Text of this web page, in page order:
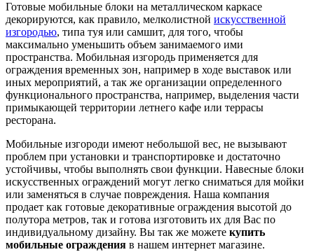
Готовые мобильные блоки на металлическом каркасе
декорируются, как правило, мелколистной искусственной
изгородью, типа туя или самшит, для того, чтобы
максимально уменьшить объем занимаемого ими
пространства. Мобильная изгородь применяется для
ограждения временных зон, например в ходе выставок или
иных мероприятий, а так же организации определенного
функционального пространства, например, выделения части
примыкающей территории летнего кафе или террасы
ресторана.
Мобильные изгороди имеют небольшой вес, не вызывают
проблем при установки и транспортировке и достаточно
устойчивы, чтобы выполнять свои функции. Навесные блоки
искусственных ограждений могут легко сниматься для мойки
или заменяться в случае повреждения. Наша компания
продает как готовые декоративные ограждения высотой до
полутора метров, так и готова изготовить их для Вас по
индивидуальному дизайну. Вы так же можете купить
мобильные ограждения в нашем интернет магазине.